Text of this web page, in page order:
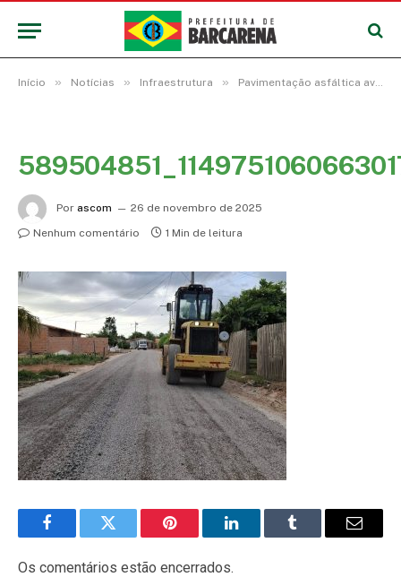
Início » Notícias » Infraestrutura » Pavimentação asfáltica avança em São Francisco, Laranjal, Boa Esperança, Pedreira e Vila dos Cabanos
Por ascom
26 de novembro de 2025
Nenhum comentário
1 Min de leitura
FacebookTwitter Pinterest LinkedInTumblr
E-
Os comentários estão encerrados.